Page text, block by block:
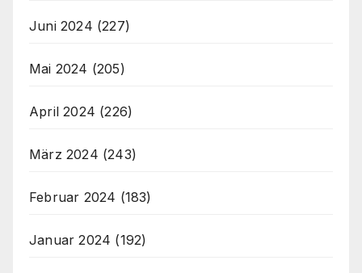
Juni 2024 (227)
Mai 2024 (205)
April 2024 (226)
März 2024 (243)
Februar 2024 (183)
Januar 2024 (192)